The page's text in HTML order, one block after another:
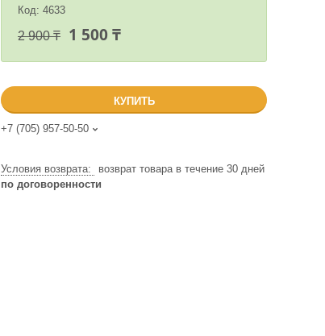
Код: 4633
2 900 ₸ 1 500 ₸
КУПИТЬ
+7 (705) 957-50-50
возврат товара в течение 30 дней
по договоренности